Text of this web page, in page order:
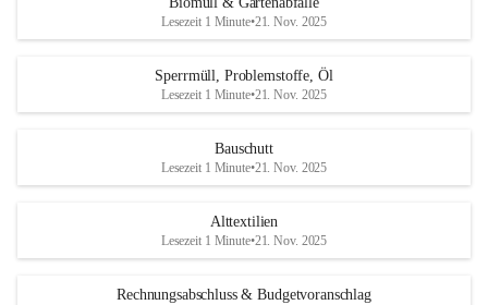
Lesezeit 1 Minute•21. Nov. 2025
Sperrmüll, Problemstoffe, Öl
Lesezeit 1 Minute•21. Nov. 2025
Bauschutt
Lesezeit 1 Minute•21. Nov. 2025
Alttextilien
Lesezeit 1 Minute•21. Nov. 2025
Rechnungsabschluss & Budgetvoranschlag